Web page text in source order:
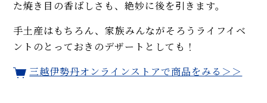
た焼き目の香ばしさも、絶妙に後を引きます。
手土産はもちろん、家族みんながそろうライフイベ
ントのとっておきのデザートとしても！
三越伊勢丹オンラインストアで商品をみる＞＞